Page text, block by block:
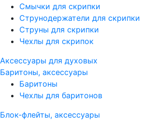
Смычки для скрипки
Струнодержатели для скрипки
Струны для скрипки
Чехлы для скрипок
Аксессуары для духовых
Баритоны, аксессуары
Баритоны
Чехлы для баритонов
Блок-флейты, аксессуары